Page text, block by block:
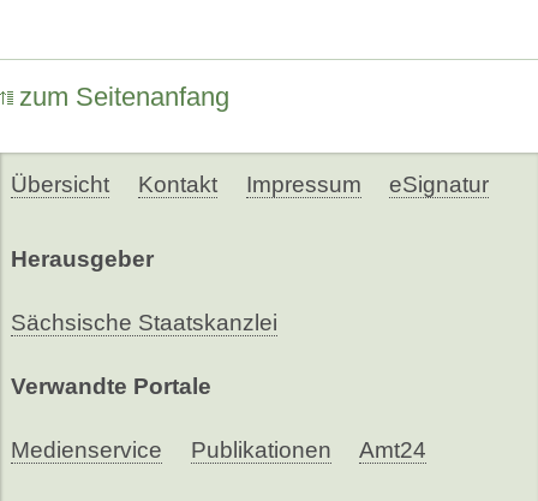
zum Seitenanfang
Übersicht Kontakt Impressum eSignatur
Herausgeber
Sächsische Staatskanzlei
Verwandte Portale
Medienservice Publikationen Amt24